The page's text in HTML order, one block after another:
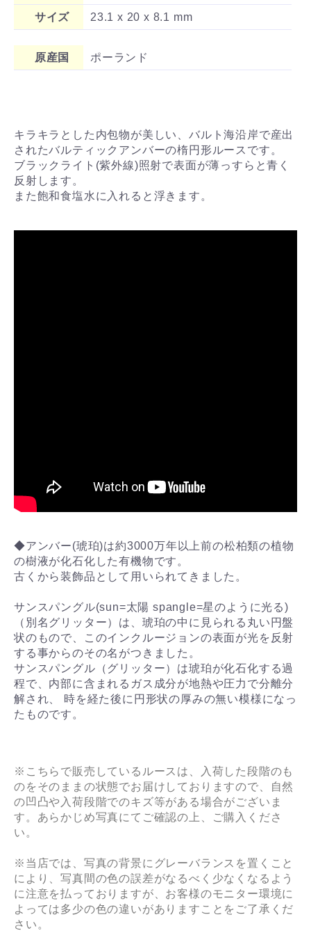
サイズ 23.1 x 20 x 8.1 mm
原産国 ポーランド
キラキラとした内包物が美しい、バルト海沿岸で産出
されたバルティックアンバーの楕円形ルースです。
ブラックライト(紫外線)照射で表面が薄っすらと青く
反射します。
また飽和食塩水に入れると浮きます。
◆アンバー(琥珀)は約3000万年以上前の松柏類の植物
の樹液が化石化した有機物です。
古くから装飾品として用いられてきました。
サンスパングル(sun=太陽 spangle=星のように光る)
（別名グリッター）は、琥珀の中に見られる丸い円盤
状のもので、このインクルージョンの表面が光を反射
する事からのその名がつきました。
サンスパングル（グリッター）は琥珀が化石化する過
程で、内部に含まれるガス成分が地熱や圧力で分離分
解され、 時を経た後に円形状の厚みの無い模様になっ
たものです。
※こちらで販売しているルースは、入荷した段階のも
のをそのままの状態でお届けしておりますので、自然
の凹凸や入荷段階でのキズ等がある場合がございま
す。あらかじめ写真にてご確認の上、ご購入くださ
い。
※当店では、写真の背景にグレーバランスを置くこと
により、写真間の色の誤差がなるべく少なくなるよう
に注意を払っておりますが、お客様のモニター環境に
よっては多少の色の違いがありますことをご了承くだ
さい。